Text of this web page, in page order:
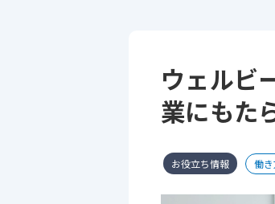
ウェルビ
業にもた
お役立ち情報
働